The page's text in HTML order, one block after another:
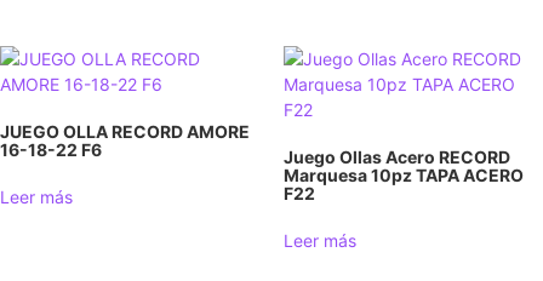
JUEGO OLLA RECORD AMORE
16-18-22 F6
Leer más
Juego Ollas Acero RECORD
Marquesa 10pz TAPA ACERO
F22
Leer más